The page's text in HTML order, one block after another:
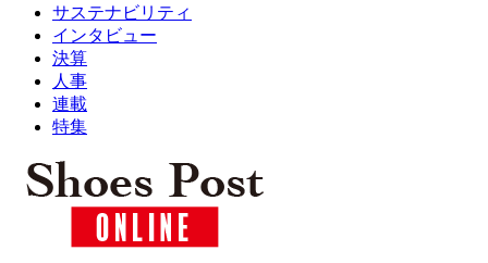
サステナビリティ
インタビュー
決算
人事
連載
特集